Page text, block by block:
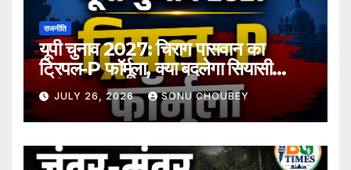
राजनीति
यूपी चुनाव 2027: चिराग पासवान का
ट्रिपल-P फॉर्मूला, क्या बदलेगा सियासी
समीकरण?
JULY 26, 2026 SONU CHOUBEY